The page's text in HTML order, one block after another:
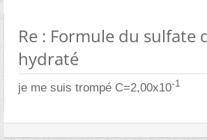
Re : Formule du sulfate
hydraté
je me suis trompé C=2,00x10-1